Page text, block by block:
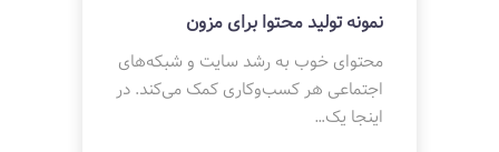
نمونه تولید محتوا برای مزون
محتوای خوب به رشد سایت و شبکه‌های
اجتماعی هر کسب‌وکاری کمک می‌کند. در
اینجا یک…